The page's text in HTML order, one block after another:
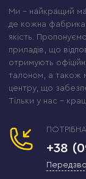
Ми – найкращий
де кожна фабрика
якість.
приладів, що
отримують
талоном, а також
центру, що
Тільки у нас –
+38